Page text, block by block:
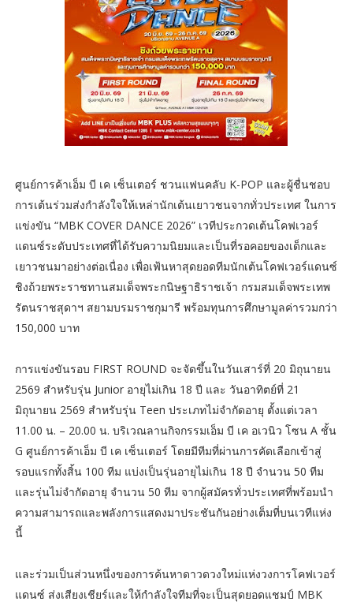
ศูนย์การค้าเอ็ม บี เค เซ็นเตอร์ ชวนแฟนคลับ K-POP และผู้ชื่นชอบ
การเต้นร่วมส่งกำลังใจให้เหล่านักเต้นเยาวชนจากทั่วประเทศ ในการ
แข่งขัน “MBK COVER DANCE 2026” เวทีประกวดเต้นโคฟเวอร์
แดนซ์ระดับประเทศที่ได้รับความนิยมและเป็นที่รอคอยของเด็กและ
เยาวชนมาอย่างต่อเนื่อง เพื่อเฟ้นหาสุดยอดทีมนักเต้นโคฟเวอร์แดนซ์
ชิงถ้วยพระราชทานสมเด็จพระกนิษฐาธิราชเจ้า กรมสมเด็จพระเทพ
รัตนราชสุดาฯ สยามบรมราชกุมารี พร้อมทุนการศึกษามูลค่ารวมกว่า
150,000 บาท
การแข่งขันรอบ FIRST ROUND จะจัดขึ้นในวันเสาร์ที่ 20 มิถุนายน
2569 สำหรับรุ่น Junior อายุไม่เกิน 18 ปี และ วันอาทิตย์ที่ 21
มิถุนายน 2569 สำหรับรุ่น Teen ประเภทไม่จำกัดอายุ ตั้งแต่เวลา
11.00 น. – 20.00 น. บริเวณลานกิจกรรมเอ็ม บี เค อเวนิว โซน A ชั้น
G ศูนย์การค้าเอ็ม บี เค เซ็นเตอร์ โดยมีทีมที่ผ่านการคัดเลือกเข้าสู่
รอบแรกทั้งสิ้น 100 ทีม แบ่งเป็นรุ่นอายุไม่เกิน 18 ปี จำนวน 50 ทีม
และรุ่นไม่จำกัดอายุ จำนวน 50 ทีม จากผู้สมัครทั่วประเทศที่พร้อมนำ
ความสามารถและพลังการแสดงมาประชันกันอย่างเต็มที่บนเวทีแห่ง
นี้
และร่วมเป็นส่วนหนึ่งของการค้นหาดาวดวงใหม่แห่งวงการโคฟเวอร์
แดนซ์ ส่งเสียงเชียร์และให้กำลังใจทีมที่จะเป็นสุดยอดแชมป์ MBK